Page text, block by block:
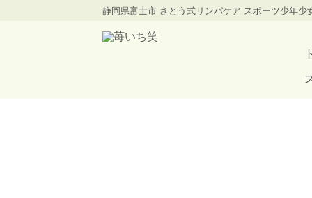
静岡県富士市 さとう式リンパケア スポーツ少年